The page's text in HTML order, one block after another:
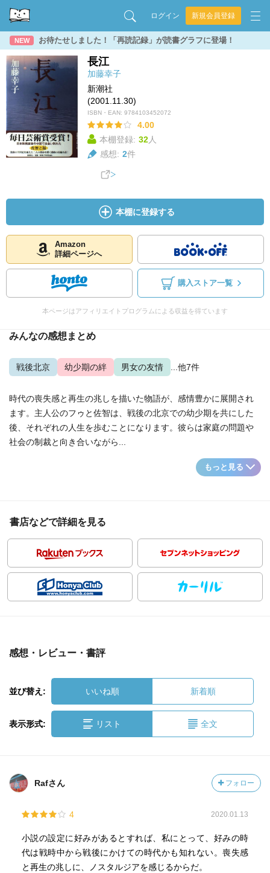
ログイン 新規会員登録
NEW お待たせしました！「再読記録」が読書グラフに登場！
長江
加藤幸子
新潮社
(2001.11.30)
ISBN・EAN: 9784103452072
4.00
本棚登録: 32人
感想: 2件
本棚に登録する
Amazon
詳細ページへ
購入ストア一覧
本ページはアフィリエイトプログラムによる収益を得ています
みんなの感想まとめ
戦後北京 幼少期の絆 男女の友情 ...他7件
時代の喪失感と再生の兆しを描いた物語が、感情豊かに展開され
ます。主人公のフゥと佐智は、戦後の北京での幼少期を共にした
後、それぞれの人生を歩むことになります。彼らは家庭の問題や
社会の制裁と向き合いながら...
もっと見る
書店などで詳細を見る
感想・レビュー・書評
並び替え: いいね順 新着順
表示形式: リスト 全文
Rafさん フォロー
4 2020.01.13
小説の設定に好みがあるとすれば、私にとって、好みの時
代は戦時中から戦後にかけての時代かも知れない。喪失感
と再生の兆しに、ノスタルジアを感じるからだ。